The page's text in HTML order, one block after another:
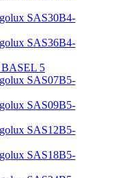
SAS30B4-
SAS36B4-
5
SAS07B5-
SAS09B5-
SAS12B5-
SAS18B5-